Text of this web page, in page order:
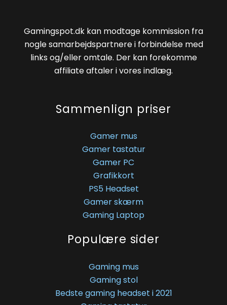
Gamingspot.dk kan modtage kommission fra
nogle samarbejdspartnere i forbindelse med
links og/eller omtale. Der kan forekomme
affiliate aftaler i vores indlæg.
Sammenlign priser
Gamer mus
Gamer tastatur
Gamer PC
Grafikkort
PS5 Headset
Gamer skærm
Gaming Laptop
Populære sider
Gaming mus
Gaming stol
Bedste gaming headset i 2021